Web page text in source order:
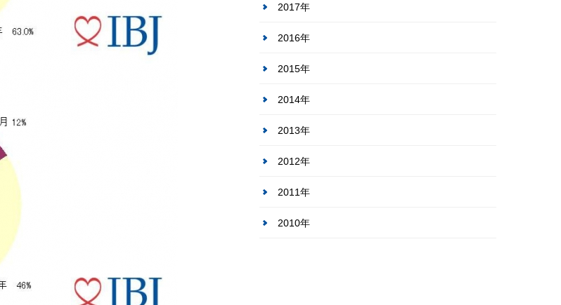
2017年
2016年
2015年
2014年
2013年
2012年
2011年
2010年